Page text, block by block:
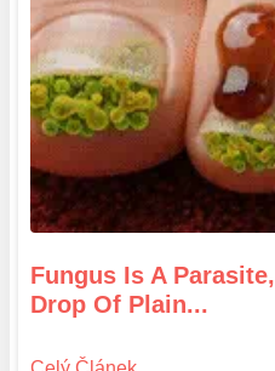
Fungus Is A
Drop Of Plain...